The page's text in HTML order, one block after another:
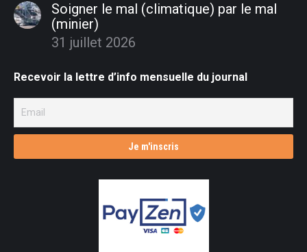
Soigner le mal (climatique) par le mal
(minier)
31 juillet 2026
Recevoir la lettre d’info mensuelle du journal